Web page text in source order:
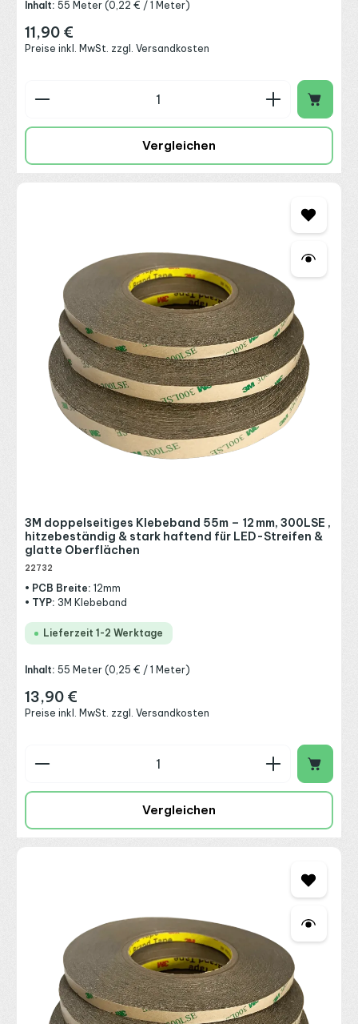
Inhalt:55 Meter(0,22 € / 1 Meter)
Regulärer Preis:
11,90 €
Preise inkl. MwSt. zzgl. Versandkosten
Produkt Anzahl: Gib den gewünschten Wert
Vergleichen
3M doppelseitiges Klebeband 55m – 12 mm, 300LSE ,
hitzebeständig & stark haftend für LED-Streifen &
glatte Oberflächen
22732
• PCB Breite: 12mm
• TYP: 3M Klebeband
Lieferzeit 1-2 Werktage
Inhalt:55 Meter(0,25 € / 1 Meter)
Regulärer Preis:
13,90 €
Preise inkl. MwSt. zzgl. Versandkosten
Produkt Anzahl: Gib den gewünschten Wert
Vergleichen